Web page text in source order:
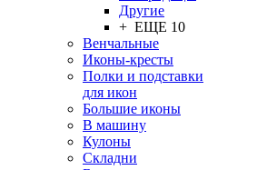
Другие
+ ЕЩЕ 10
Венчальные
Иконы-кресты
Полки и подставки
для икон
Большие иконы
В машину
Кулоны
Складни